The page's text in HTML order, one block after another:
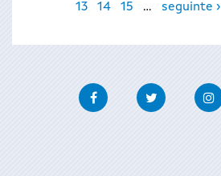
13
14 15 … seguinte ›
FacebookTwitter